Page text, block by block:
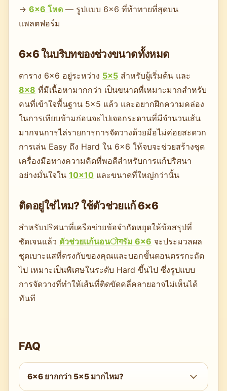
→ 6×6 โหด — รูปแบบ 6×6 ที่ท้าทายที่สุดบน
แพลตฟอร์ม
6×6 ในบริบทของช่วงขนาดทั้งหมด
ตาราง 6×6 อยู่ระหว่าง 5×5 สำหรับผู้เริ่มต้น และ
8×8 ที่มีเนื้อหามากกว่า เป็นขนาดที่เหมาะมากสำหรับ
คนที่เข้าใจพื้นฐาน 5×5 แล้ว และอยากฝึกความคล่อง
ในการเทียบข้ามก่อนจะไปเจอกระดานที่มีจำนวนเส้น
มากจนการไล่รายการการจัดวางด้วยมือไม่ค่อยสะดวก
การเล่น Easy ถึง Hard ใน 6×6 ให้จบจะช่วยสร้างชุด
เครื่องมือทางความคิดที่พอดีสำหรับการแก้ปริศนา
อย่างมั่นใจใน 10×10 และขนาดที่ใหญ่กว่านั้น
ติดอยู่ใช่ไหม? ใช้ตัวช่วยแก้ 6×6
สำหรับปริศนาที่เครือข่ายข้อจำกัดหยุดให้ข้อสรุปที่
ชัดเจนแล้ว ตัวช่วยแก้นอนोगรัม 6×6 จะประมวลผล
ชุดเบาะแสที่ตรงกับของคุณและบอกขั้นตอนตรรกะถัด
ไป เหมาะเป็นพิเศษในระดับ Hard ขึ้นไป ซึ่งรูปแบบ
การจัดวางที่ทำให้เส้นที่ติดขัดคลี่คลายอาจไม่เห็นได้
ทันที
FAQ
6×6 ยากกว่า 5×5 มากไหม?